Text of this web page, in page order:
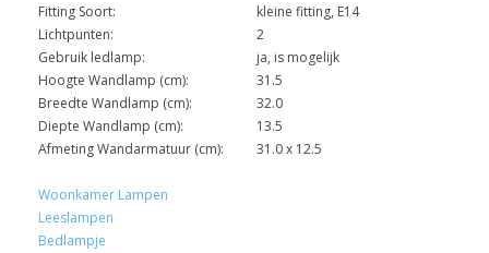
Fitting Soort:
kleine fitting, E14
Lichtpunten:
2
Gebruik ledlamp:
ja, is mogelijk
Hoogte Wandlamp (cm):
31.5
Breedte Wandlamp (cm):
32.0
Diepte Wandlamp (cm):
13.5
Afmeting Wandarmatuur (cm):
31.0 x 12.5
Woonkamer Lampen
Leeslampen
Bedlampje